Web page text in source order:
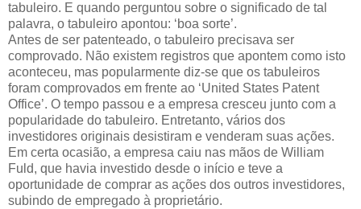
tabuleiro. E quando perguntou sobre o significado de tal
palavra, o tabuleiro apontou: ‘boa sorte’.
Antes de ser patenteado, o tabuleiro precisava ser
comprovado. Não existem registros que apontem como isto
aconteceu, mas popularmente diz-se que os tabuleiros
foram comprovados em frente ao ‘United States Patent
Office’. O tempo passou e a empresa cresceu junto com a
popularidade do tabuleiro. Entretanto, vários dos
investidores originais desistiram e venderam suas ações.
Em certa ocasião, a empresa caiu nas mãos de William
Fuld, que havia investido desde o início e teve a
oportunidade de comprar as ações dos outros investidores,
subindo de empregado à proprietário.